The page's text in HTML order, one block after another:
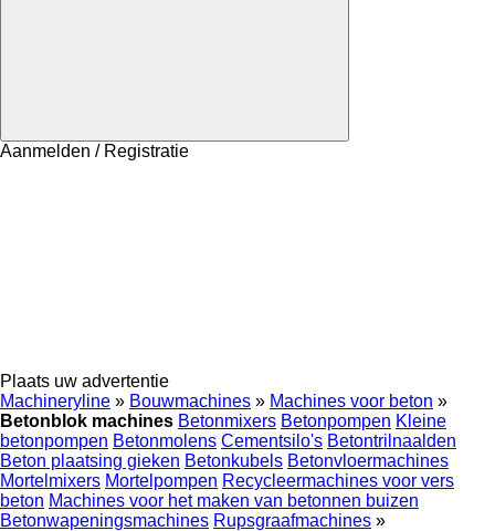
Aanmelden / Registratie
Plaats uw advertentie
Machineryline » Bouwmachines » Machines voor beton »
Betonblok machines Betonmixers Betonpompen Kleine
betonpompen Betonmolens Cementsilo's Betontrilnaalden
Beton plaatsing gieken Betonkubels Betonvloermachines
Mortelmixers Mortelpompen Recycleermachines voor vers
beton Machines voor het maken van betonnen buizen
Betonwapeningsmachines Rupsgraafmachines »